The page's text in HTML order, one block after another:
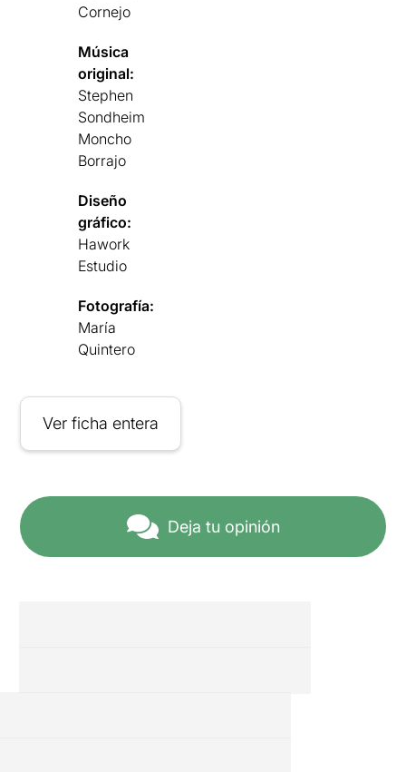
Cornejo
Música
original:
Stephen
Sondheim
Moncho
Borrajo
Diseño
gráfico:
Hawork
Estudio
Fotografía:
María
Quintero
Ver ficha entera
Deja tu opinión